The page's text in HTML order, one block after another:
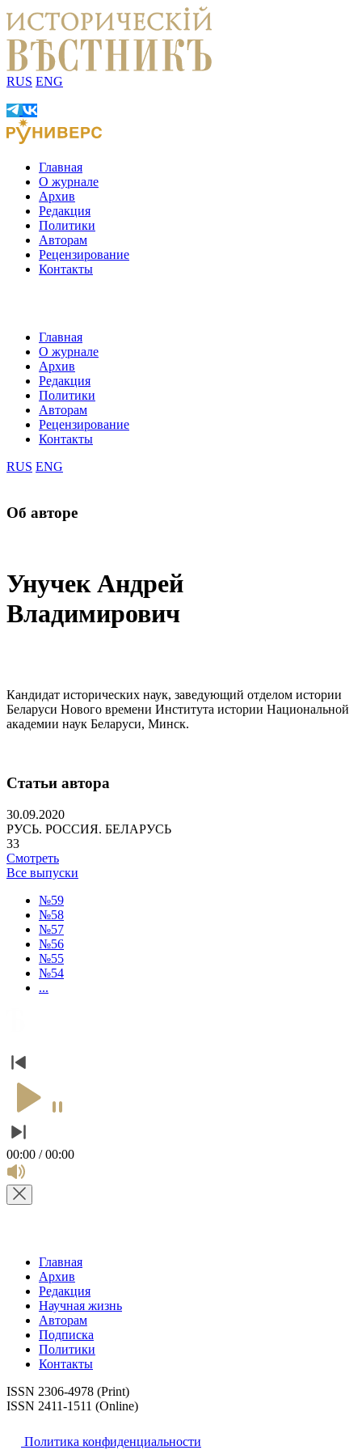
RUS ENG
Главная
О журнале
Архив
Редакция
Политики
Авторам
Рецензирование
Контакты
Главная
О журнале
Архив
Редакция
Политики
Авторам
Рецензирование
Контакты
RUS ENG
Об авторе
Унучек Андрей
Владимирович
Кандидат исторических наук, заведующий отделом истории
Беларуси Нового времени Института истории Национальной
академии наук Беларуси, Минск.
Статьи автора
30.09.2020
РУСЬ. РОССИЯ. БЕЛАРУСЬ
33
Смотреть
Все выпуски
№59
№58
№57
№56
№55
№54
...
00:00 / 00:00
Главная
Архив
Редакция
Научная жизнь
Авторам
Подписка
Политики
Контакты
ISSN 2306-4978 (Print)
ISSN 2411-1511 (Online)
Политика конфиденциальности